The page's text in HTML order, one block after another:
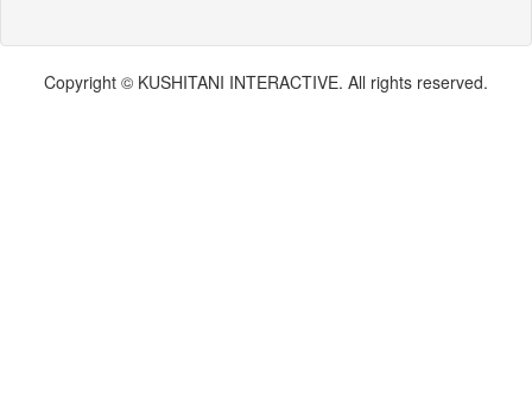
Copyright © KUSHITANI INTERACTIVE. All rights reserved.